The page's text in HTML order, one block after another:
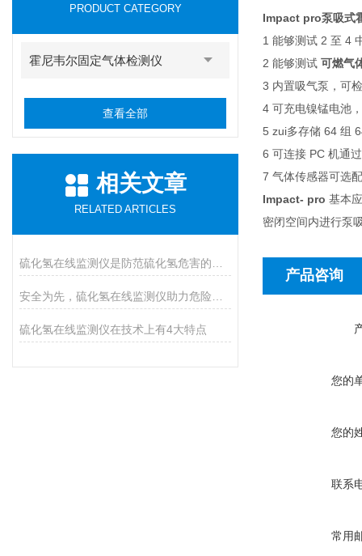
PRODUCT CATEGORY
霍尼韦尔固定气体检测仪
查看全部
相关文章
RELATED ARTICLES
硫化氢在线监测仪在技术上有4大特点
Impact pro泵吸式
1 能够测试 2 至 4
2 能够测试 可燃气
3 内置吸气泵，可
4 可充电镍锰电池
5 zui多存储 64 组
6 可连接 PC 机通
7 气体传感器可选
Impact- pro 基本
密闭空间内进行泵
产品咨询
您的
您的
联系
常用